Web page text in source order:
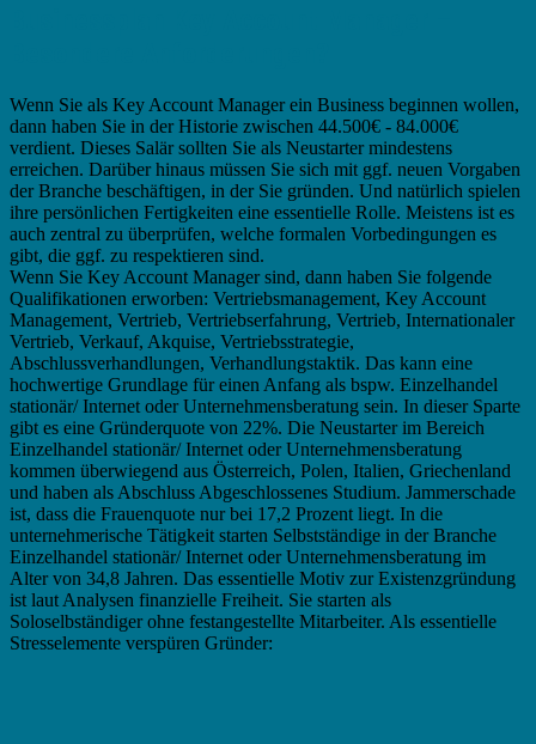
Wenn Sie als Key Account Manager ein Business beginnen wollen,
dann haben Sie in der Historie zwischen 44.500€ - 84.000€
verdient. Dieses Salär sollten Sie als Neustarter mindestens
erreichen. Darüber hinaus müssen Sie sich mit ggf. neuen Vorgaben
der Branche beschäftigen, in der Sie gründen. Und natürlich spielen
ihre persönlichen Fertigkeiten eine essentielle Rolle. Meistens ist es
auch zentral zu überprüfen, welche formalen Vorbedingungen es
gibt, die ggf. zu respektieren sind.
Wenn Sie Key Account Manager sind, dann haben Sie folgende
Qualifikationen erworben: Vertriebsmanagement, Key Account
Management, Vertrieb, Vertriebserfahrung, Vertrieb, Internationaler
Vertrieb, Verkauf, Akquise, Vertriebsstrategie,
Abschlussverhandlungen, Verhandlungstaktik. Das kann eine
hochwertige Grundlage für einen Anfang als bspw. Einzelhandel
stationär/ Internet oder Unternehmensberatung sein. In dieser Sparte
gibt es eine Gründerquote von 22%. Die Neustarter im Bereich
Einzelhandel stationär/ Internet oder Unternehmensberatung
kommen überwiegend aus Österreich, Polen, Italien, Griechenland
und haben als Abschluss Abgeschlossenes Studium. Jammerschade
ist, dass die Frauenquote nur bei 17,2 Prozent liegt. In die
unternehmerische Tätigkeit starten Selbstständige in der Branche
Einzelhandel stationär/ Internet oder Unternehmensberatung im
Alter von 34,8 Jahren. Das essentielle Motiv zur Existenzgründung
ist laut Analysen finanzielle Freiheit. Sie starten als
Soloselbständiger ohne festangestellte Mitarbeiter. Als essentielle
Stresselemente verspüren Gründer: